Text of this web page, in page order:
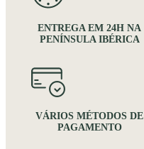
ENTREGA EM 24H NA
PENÍNSULA IBÉRICA
VÁRIOS MÉTODOS DE
PAGAMENTO